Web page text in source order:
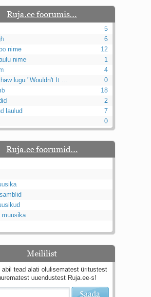
Ruja.ee foorumis...
5
6
nime
12
nime
1
4
lugu "Wouldn't It ...
0
18
2
laulud
7
0
Ruja.ee foorumid...
muusika
Meililist
abil tead alati olulisematest üritustest
uuendustest Ruja.ee-s!